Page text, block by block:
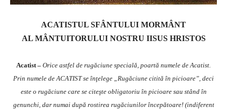
ACATISTUL SFÂNTULUI MORMÂNT
AL MÂNTUITORULUI NOSTRU IISUS HRISTOS
Acatist – Orice astfel de rugăciune specială, poartă numele de Acatist.
Prin numele de ACATIST se înţelege „Rugăciune citită în picioare”, deci
este o rugăciune care se citeşte obligatoriu în picioare sau stând în
genunchi, dar numai după rostirea rugăciunilor începătoare! (indiferent